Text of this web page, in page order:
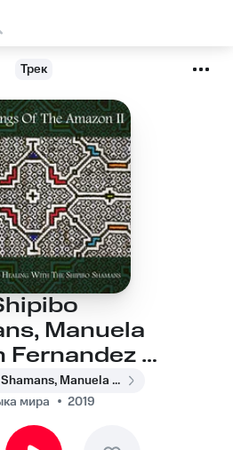
Трек
Manuela
Fernandez -
Honoring
Shipibo Shamans, Manuela Agustin Fernandez
мира
2019